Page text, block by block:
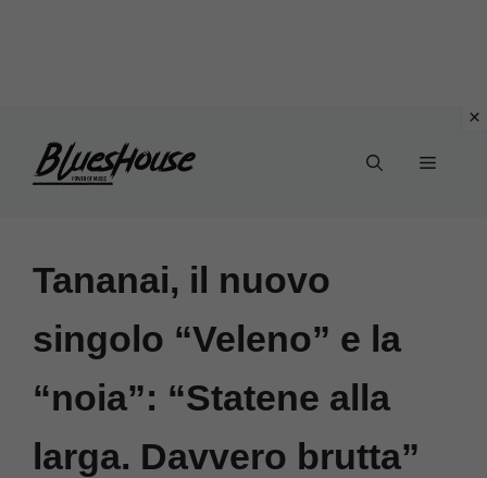
Menu
Tananai, il nuovo
singolo “Veleno” e la
“noia”: “Statene alla
larga. Davvero brutta”